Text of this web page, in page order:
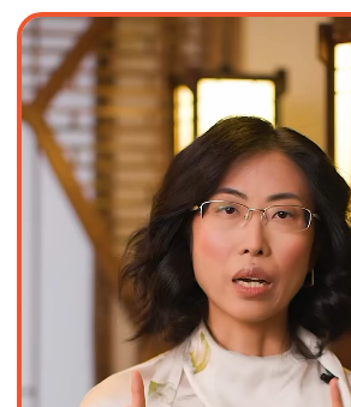
Я знаю, чтосамостоятельно выучить
китайский язык практически
невозможно. На вебинаре я помогу
погрузиться в изучение максимально
бережно, чтобы вам былоинтересно
изучать язык и знакомиться с культурой
Китая!
На вебинаре вы узнаете: